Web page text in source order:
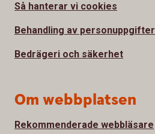
Så hanterar vi cookies
Behandling av personuppgifter
Bedrägeri och säkerhet
Om webbplatsen
Rekommenderade webbläsare